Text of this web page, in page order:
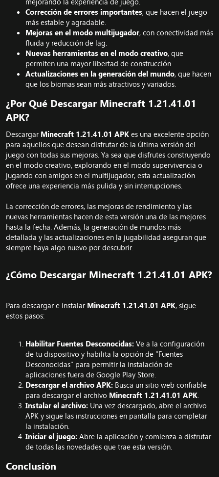
Corrección de errores importantes, que hacen el juego
más estable y agradable.
Mejoras en el modo multijugador, con conectividad más
fluida y reducción de lag.
Nuevas herramientas en el modo creativo, que
permiten una mayor libertad de construcción.
Actualizaciones en la generación del mundo, que hacen
que los biomas sean más atractivos y variados.
¿Por Qué Descargar Minecraft 1.21.41.01
APK?​
DescargarMinecraft 1.21.41.01 APKes una excelente opción
para aquellos que desean disfrutar de la última versión del
juego con todas sus mejoras. Ya sea que disfrutes construyendo
en el modo creativo, explorando en el modo supervivencia o
jugando con amigos en el multijugador, esta actualización
ofrece una experiencia más pulida y sin interrupciones.
La corrección de errores, las mejoras de rendimiento y las
nuevas herramientas hacen de esta versión una de las mejores
hasta la fecha. Además, la generación de mundos más
detallada y las actualizaciones en la jugabilidad aseguran que
siempre haya algo nuevo por descubrir.
¿Cómo Descargar Minecraft 1.21.41.01 APK?​
Para descargar e instalarMinecraft 1.21.41.01 APK, sigue
estos pasos:
Habilitar Fuentes Desconocidas:Ve a la configuración
de tu dispositivo y habilita la opción de "Fuentes
Desconocidas" para permitir la instalación de
aplicaciones fuera de Google Play Store.
Descargar el archivo APK: Busca un sitio web confiable
para descargar el archivo Minecraft 1.21.41.01 APK.
Instalar el archivo: Una vez descargado, abre el archivo
APK y sigue las instrucciones en pantalla para completar
la instalación.
Iniciar el juego:Abre la aplicación y comienza a disfrutar
de todas las novedades que trae esta versión.
Conclusión​